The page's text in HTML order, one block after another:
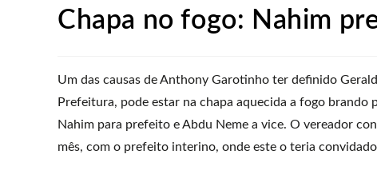
Chapa no fogo: Nahim
Um das causas de Anthony Garotinho ter definido
Prefeitura, pode estar na chapa aquecida a fogo brando
Nahim para prefeito e Abdu Neme a vice. O vereador
mês, com o prefeito interino, onde este o teria